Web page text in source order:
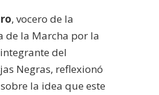
, vocero de la
de la Marcha por la
del
Negras, reflexionó
la idea que este